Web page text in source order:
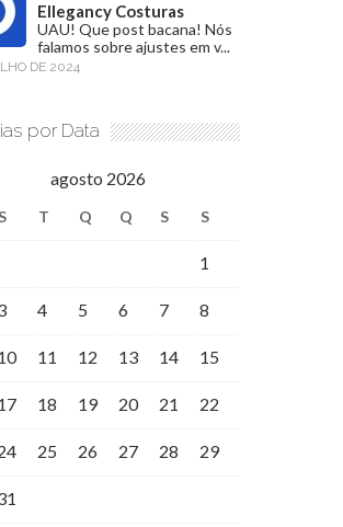
Ellegancy Costuras
UAU! Que post bacana! Nós
falamos sobre ajustes em v...
DE 2024
por Data
agosto 2026
T Q Q S S
1
4 5 6 7 8
11 12 13 14 15
18 19 20 21 22
25 26 27 28 29